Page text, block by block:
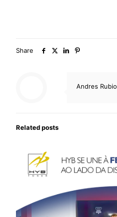
Share
Andres Rubio
Related posts